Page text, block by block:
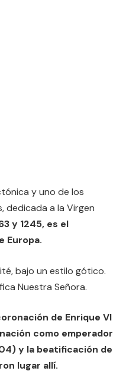
y uno de los
dedicada a la Virgen
y 1245, es el
Europa.
bajo un estilo gótico.
Nuestra Señora.
de Enrique VI
como emperador
y la beatificación de
lugar allí.